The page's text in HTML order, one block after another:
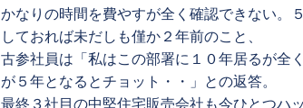
かなりの時間を費やすが全く確認できない。
しておれば未だしも僅か２年前のこと、
古参社員は「私はこの部署に１０年居るが全
が５年となるとチョット・・」との返答。
最終３社目の中堅住宅販売会社も今ひとつハ